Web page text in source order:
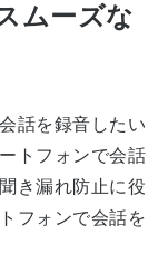
ムーズな
話を録音したい
トフォンで会話
き漏れ防止に役
フォンで会話を